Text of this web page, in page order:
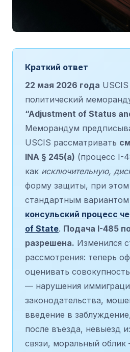
Краткий ответ
22 мая 2026 года
политический
“Adjustment of Status
Меморандум
USCIS рассматривать
INA § 245(a) (процесс I-
как исключительную,
форму защиты, при
стандартным вариантом
консульский процесс
of State. Подача I-485
разрешена. Изменился
рассмотрения: теперь
оценивать
— нарушения
законодательства,
введение в
после въезда, невыезд
связи, моральный